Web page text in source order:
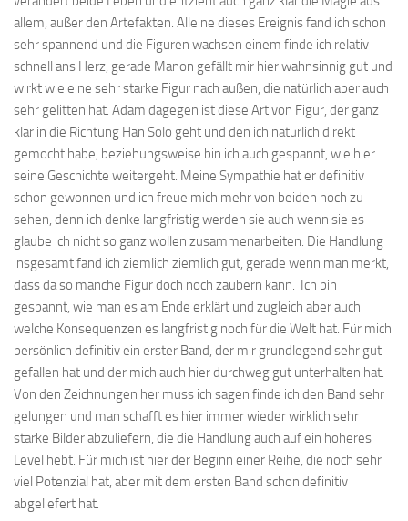
allem, außer den Artefakten. Alleine dieses Ereignis fand ich schon
sehr spannend und die Figuren wachsen einem finde ich relativ
schnell ans Herz, gerade Manon gefällt mir hier wahnsinnig gut und
wirkt wie eine sehr starke Figur nach außen, die natürlich aber auch
sehr gelitten hat. Adam dagegen ist diese Art von Figur, der ganz
klar in die Richtung Han Solo geht und den ich natürlich direkt
gemocht habe, beziehungsweise bin ich auch gespannt, wie hier
seine Geschichte weitergeht. Meine Sympathie hat er definitiv
schon gewonnen und ich freue mich mehr von beiden noch zu
sehen, denn ich denke langfristig werden sie auch wenn sie es
glaube ich nicht so ganz wollen zusammenarbeiten. Die Handlung
insgesamt fand ich ziemlich ziemlich gut, gerade wenn man merkt,
dass da so manche Figur doch noch zaubern kann. Ich bin
gespannt, wie man es am Ende erklärt und zugleich aber auch
welche Konsequenzen es langfristig noch für die Welt hat. Für mich
persönlich definitiv ein erster Band, der mir grundlegend sehr gut
gefallen hat und der mich auch hier durchweg gut unterhalten hat.
Von den Zeichnungen her muss ich sagen finde ich den Band sehr
gelungen und man schafft es hier immer wieder wirklich sehr
starke Bilder abzuliefern, die die Handlung auch auf ein höheres
Level hebt. Für mich ist hier der Beginn einer Reihe, die noch sehr
viel Potenzial hat, aber mit dem ersten Band schon definitiv
abgeliefert hat.